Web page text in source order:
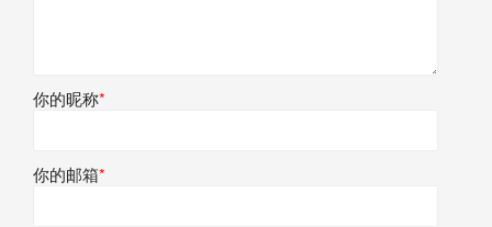
你的昵称*
你的邮箱*